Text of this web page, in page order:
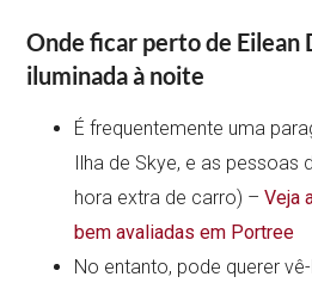
Onde ficar perto de Eilean
iluminada à noite
É frequentemente uma
Ilha de Skye, e as
hora extra de carro) –Veja
bem avaliadas em Portree
No entanto, pode querer